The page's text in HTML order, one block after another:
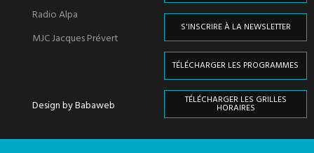
Radio Alpa
MJC Jacques Prévert
Design by Babaweb
S'INSCRIRE À LA NEWSLETTER
TÉLÉCHARGER LES PROGRAMMES
TÉLÉCHARGER LES GRILLES
HORAIRES